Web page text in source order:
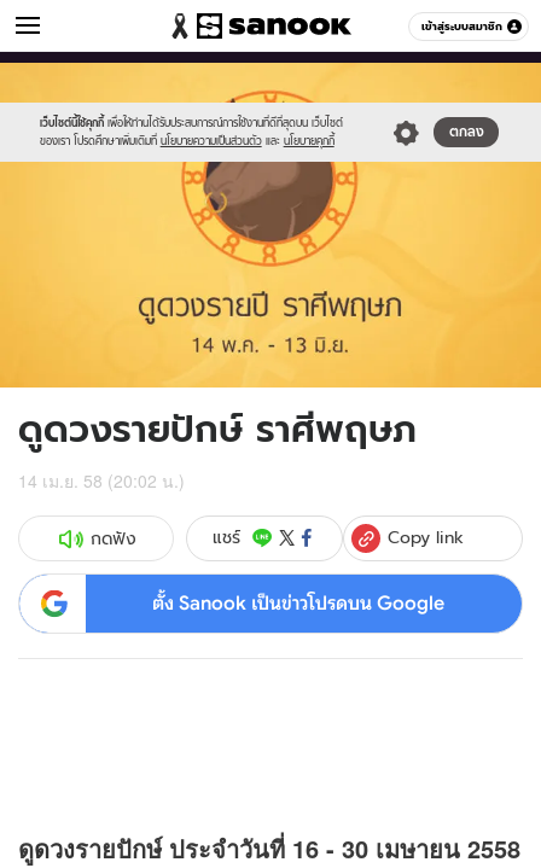
เข้าสู่ระบบสมาชิก
ดูดวง หมวดอื่นๆ
เว็บไซต์นี้ใช้คุกกี้ เพื่อให้ท่านได้รับประสบการณ์การใช้งานที่ดีที่สุดบน เว็บไซต์
ของเรา โปรดศึกษาเพิ่มเติมที่ นโยบายความเป็นส่วนตัว และ นโยบายคุกกี้
ตกลง
new-
sanook.png
ดูดวงรายปักษ์ ราศีพฤษภ
14 เม.ย. 58 (20:02 น.)
กดฟัง แชร์ Copy link
ตั้ง Sanook เป็นข่าวโปรดบน Google
ดูดวงรายปักษ์ ประจำวันที่ 16 - 30 เมษายน 2558